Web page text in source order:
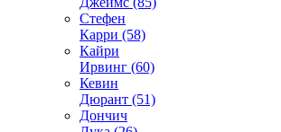
Стефен
Карри (58)
Кайри
Ирвинг (60)
Кевин
Дюрант (51)
Дончич